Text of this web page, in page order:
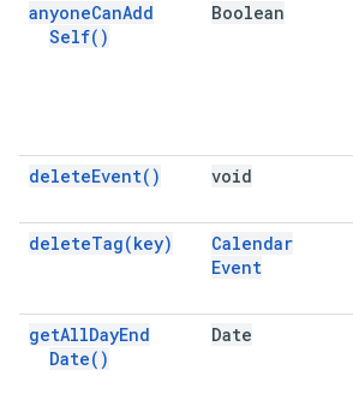
anyoneCanAdd
Self( )
Boolean
deleteEvent( ) void
deleteTag(key)
Calendar
Event
getAllDayEnd
Date( )
Date